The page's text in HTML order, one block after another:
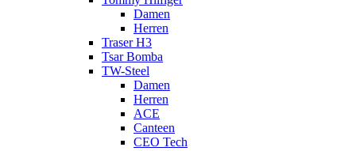
Damen
Herren
Traser H3
Tsar Bomba
TW-Steel
Damen
Herren
ACE
Canteen
CEO Tech